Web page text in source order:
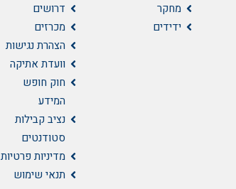
מחקר
ידידים
דרושים
מכרזים
הצהרת נגישות
וועדת אתיקה
חוק חופש
המידע
נציב קבילות
סטודנטים
מדיניות פרטיות
תנאי שימוש